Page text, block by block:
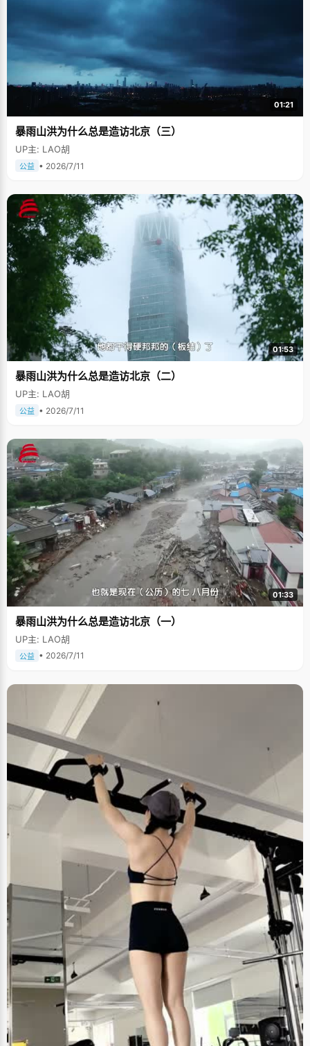
01:21
暴雨山洪为什么总是造访北京（三）
UP主: LAO胡
公益 • 2026/7/11
01:53
暴雨山洪为什么总是造访北京（二）
UP主: LAO胡
公益 • 2026/7/11
01:33
暴雨山洪为什么总是造访北京（一）
UP主: LAO胡
公益 • 2026/7/11